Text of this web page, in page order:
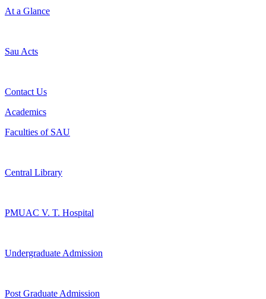
At a Glance
Sau Acts
Contact Us
Academics
Faculties of SAU
Central Library
PMUAC V. T. Hospital
Undergraduate Admission
Post Graduate Admission